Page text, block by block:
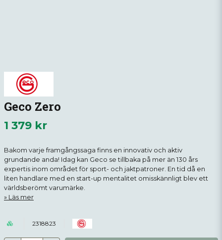
Geco Zero
1 379 kr
Bakom varje framgångssaga finns en innovativ och aktiv
grundande anda! Idag kan Geco se tillbaka på mer än 130 års
expertis inom området för sport- och jaktpatroner. En tid då en
liten handlare med en start-up mentalitet omisskännligt blev ett
världsberömt varumärke.
Läs mer
2318823